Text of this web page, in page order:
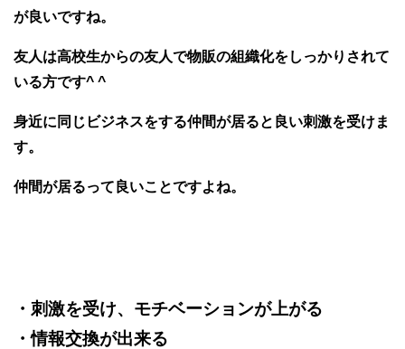
が良いですね。
友人は高校生からの友人で物販の組織化をしっかりされて
いる方です^ ^
身近に同じビジネスをする仲間が居ると良い刺激を受けま
す。
仲間が居るって良いことですよね。
・刺激を受け、モチベーションが上がる
・情報交換が出来る